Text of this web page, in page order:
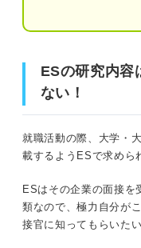
研究
使い回し
構成
結論
理由
具体
ESの研究内容
ない！
就職活動の際、大学・
載するようESで求めら
ESはその企業の面接を
類なので、極力自分が
接官に知ってもらいたい
その学生が興味をも
研究を通して何を学
面接官の目を引く
研究テーマ